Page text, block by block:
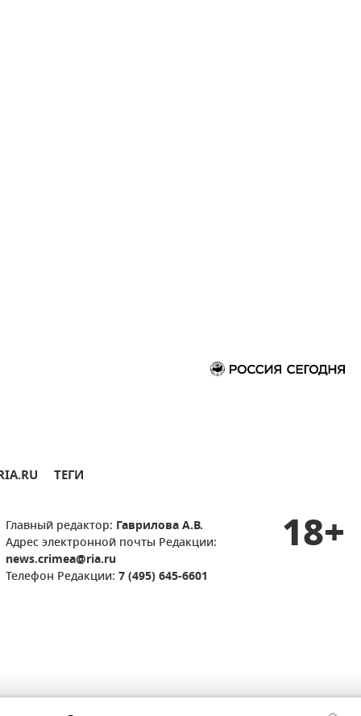
ТЕГИ
Главный редактор: Гаврилова А.В.
Адрес электронной почты Редакции:
news.crimea@ria.ru
Телефон Редакции: 7 (495) 645-6601
18+